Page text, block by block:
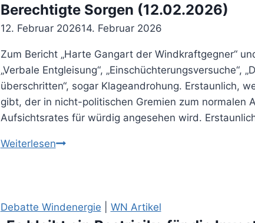
Zubau
bei
Energien
–
„sprichwörtlich
verbranntes
Geld“
Berechtigte Sorgen (12.02.2026)
12. Februar 202614. Februar 2026
Zum Bericht „Harte Gangart der Windkraftgegner“
„Verbale Entgleisung“, „Einschüchterungsversuche“,
überschritten“, sogar Klageandrohung. Erstaunlich,
gibt, der in nicht-politischen Gremien zum
Aufsichtsrates für würdig angesehen wird.
WeiterlesenBerechtigte
Debatte Windenergie WN Artikel